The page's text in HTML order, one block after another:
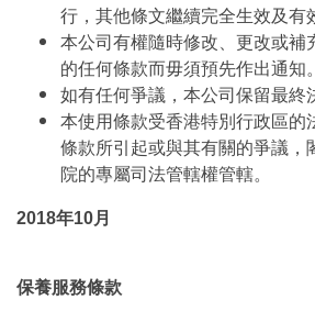
行，其他條文繼續完全生效及有
本公司有權隨時修改、更改或補
的任何條款而毋須預先作出通知。
如有任何爭議，本公司保留最終
本使用條款受香港特別行政區的
條款所引起或與其有關的爭議，
院的專屬司法管轄權管轄。
2018年10月
保養服務條款